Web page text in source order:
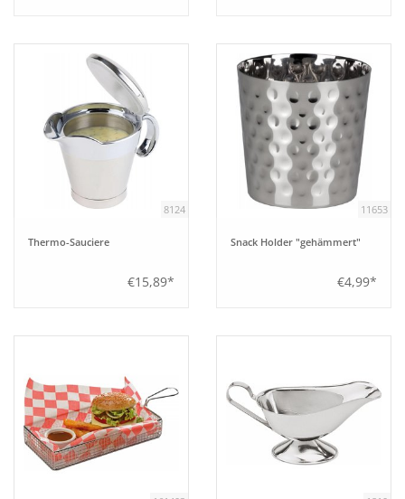
8124
Thermo-Sauciere
€15,89*
11653
Snack Holder "gehämmert"
€4,99*